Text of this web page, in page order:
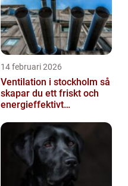
14 februari 2026
Ventilation i stockholm så
skapar du ett friskt och
energieffektivt